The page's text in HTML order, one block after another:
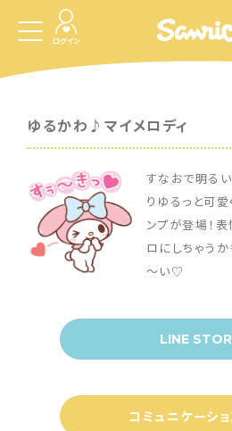
ログイン
ゆるかわ♪マイメロディ
すなおで明る
りゆるっと可愛
ンプが登場！
ロにしちゃう
～い♡
LINE
コミュニケーシ